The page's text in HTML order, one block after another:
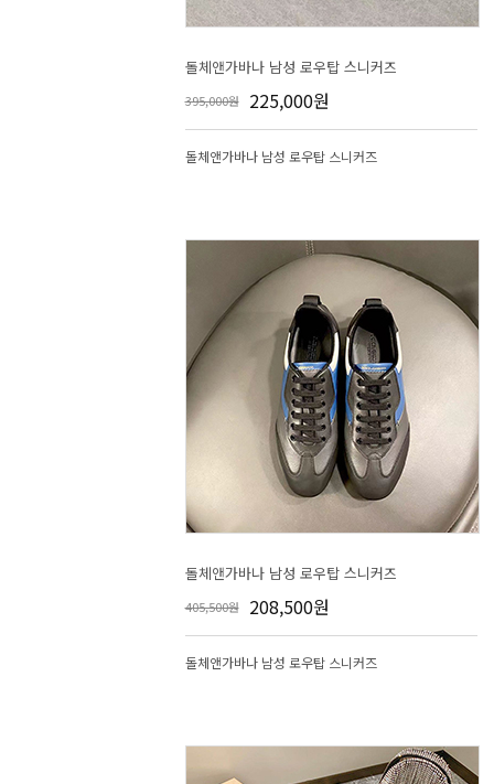
돌체앤가바나 남성 로우탑 스니커즈
395,000원 225,000원
돌체앤가바나 남성 로우탑 스니커즈
돌체앤가바나 남성 로우탑 스니커즈
405,500원 208,500원
돌체앤가바나 남성 로우탑 스니커즈